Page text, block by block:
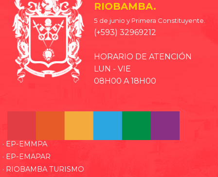
RIOBAMBA.
5 de junio y Primera Constituyente.
(+593) 32969212
HORARIO DE ATENCIÓN
LUN - VIE
08H00 A 18H00
· EP-EMMPA
· EP-EMAPAR
· RIOBAMBA TURISMO